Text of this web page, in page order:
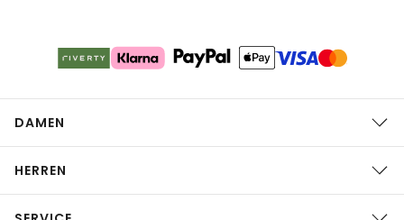
DAMEN
HERREN